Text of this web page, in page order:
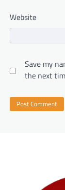
Website
Save my
the next